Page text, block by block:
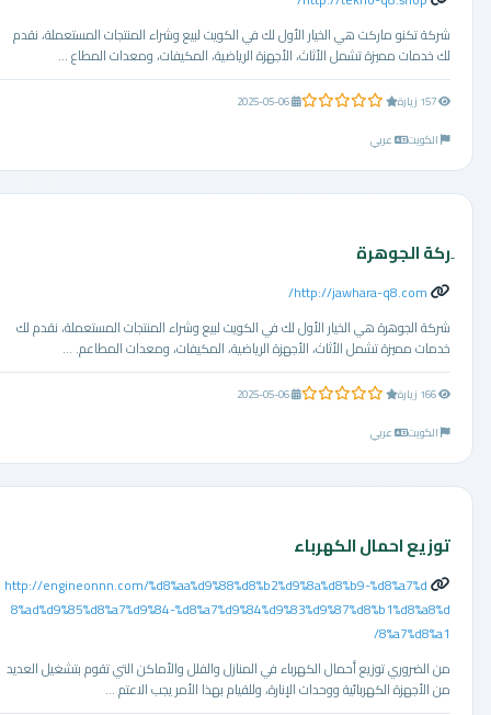
شركة تكنو ماركت هي الخيار الأول لك في الكويت لبيع وشراء المنتجات المستعملة، نقدم
لك خدمات مميزة تشمل الأثاث، الأجهزة الرياضية، المكيفات، ومعدات المطاع ...
0.0 من 5 نجوم
2025-05-06
الكويت
عربي
ِركة الجوهرة
http://jawhara-q8.com/
شركة الجوهرة هي الخيار الأول لك في الكويت لبيع وشراء المنتجات المستعملة، نقدم لك
خدمات مميزة تشمل الأثاث، الأجهزة الرياضية، المكيفات، ومعدات المطاعم. ...
0.0 من 5 نجوم
2025-05-06
الكويت
عربي
توزيع احمال الكهرباء
http://engineonnn.com/%d8%aa%d9%88%d8%b2%d9%8a%d8%b9-%d8%a7%d
8%ad%d9%85%d8%a7%d9%84-%d8%a7%d9%84%d9%83%d9%87%d8%b1%d8%a8%d
8%a7%d8%a1/
من الضروري توزيع أحمال الكهرباء في المنازل والفلل والأماكن التي تقوم بتشغيل العديد
من الأجهزة الكهربائية ووحدات الإنارة، وللقيام بهذا الأمر يجب الاعتم ...